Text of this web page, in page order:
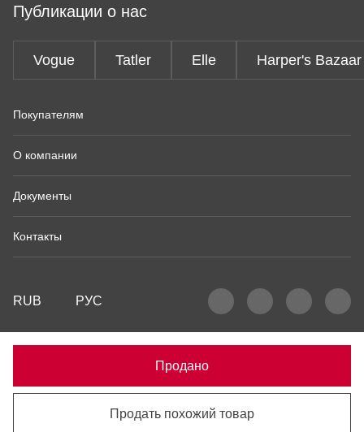
Продано
Продать похожий товар
Публикации о нас
Vogue Tatler Elle Harper's Bazaar
Покупателям
О компании
Документы
Контакты
RUB РУС